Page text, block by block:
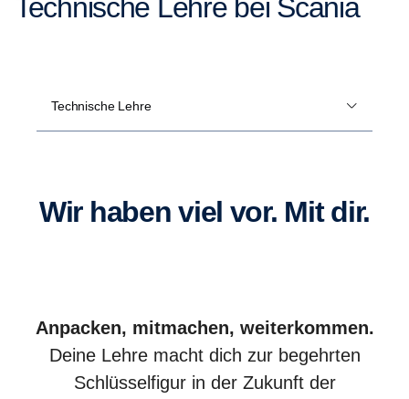
Technische Lehre bei Scania
Technische Lehre
Wir haben viel vor. Mit dir.
Anpacken, mitmachen, weiterkommen.
Deine Lehre macht dich zur begehrten
Schlüsselfigur in der Zukunft der